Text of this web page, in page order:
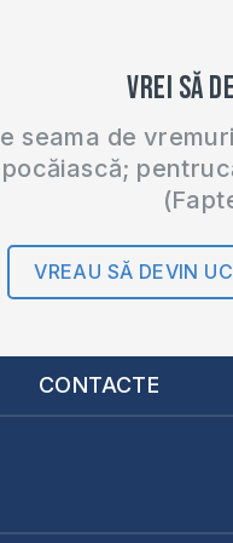
Vrei să
seama de
VREAU SĂ DEVIN
CONTACTE